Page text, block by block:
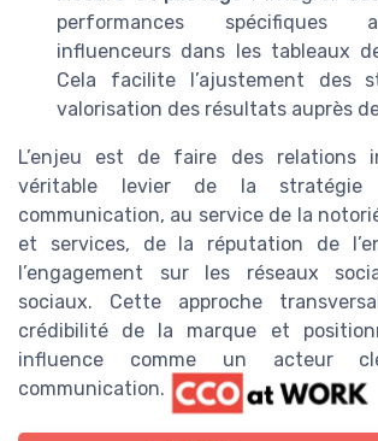
performances spécifiques
influenceurs dans les tableaux
Cela facilite l’ajustement des
valorisation des résultats auprès
L’enjeu est de faire des relations
véritable levier de la stratégie
communication, au service de la
et services, de la réputation de
l’engagement sur les réseaux
sociaux. Cette approche
crédibilité de la marque et
influence comme un acteur
communication.